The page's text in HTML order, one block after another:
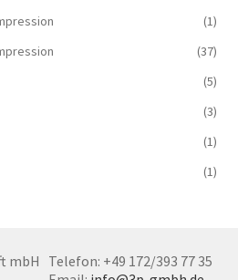
(1)
(37)
(5)
(3)
(1)
(1)
mbH Telefon: +49 172/393 77 35